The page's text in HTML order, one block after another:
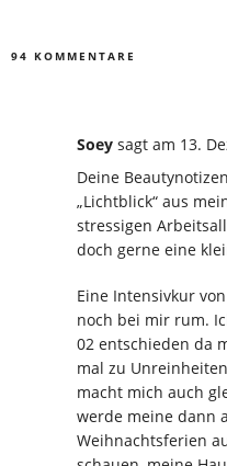
94 KOMMENTARE
Soey sagt am 13.
Deine
„Lichtblick“ aus
stressigen
doch gerne eine
Eine Intensivkur
noch bei mir rum.
02 entschieden da
mal zu
macht mich auch
werde meine dann
Weihnachtsferien